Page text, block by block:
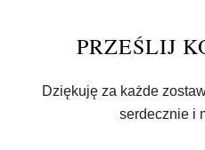
PRZEŚLIJ
Dziękuję za każde
serdecznie i